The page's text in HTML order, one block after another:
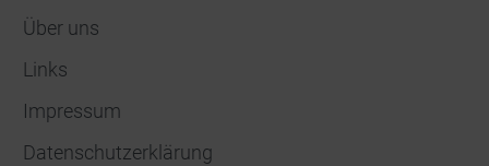
Über uns
Links
Impressum
Datenschutzerklärung